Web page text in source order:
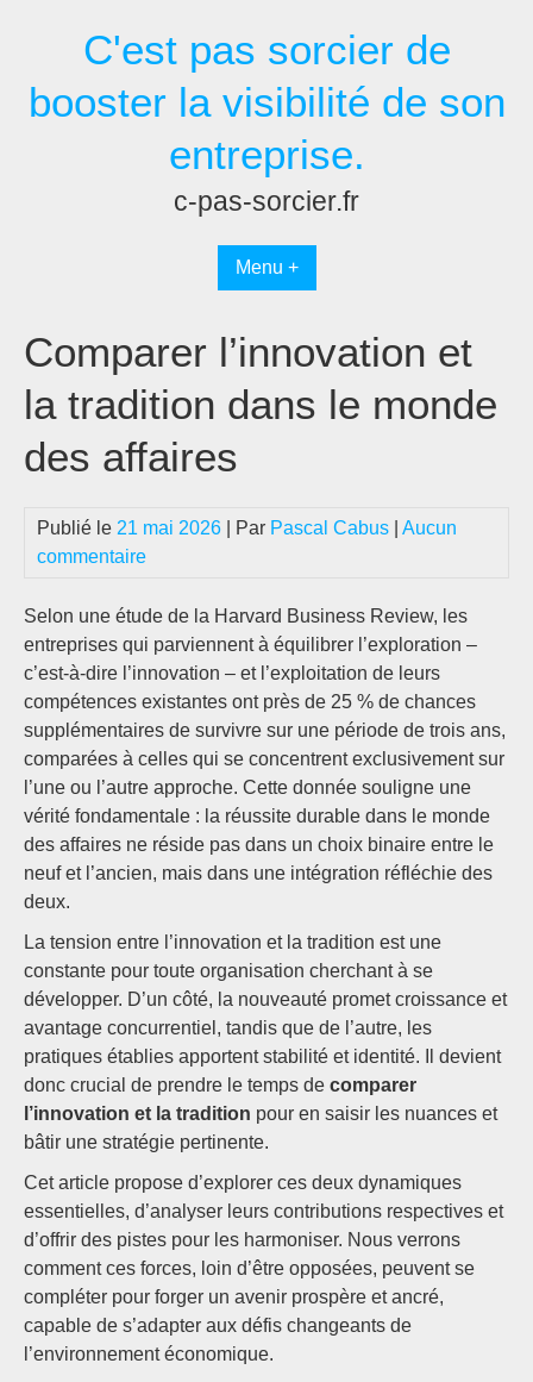
C'est pas sorcier de
booster la visibilité de son
entreprise.
c-pas-sorcier.fr
Menu +
Comparer l’innovation et
la tradition dans le monde
des affaires
Publié le 21 mai 2026 | Par Pascal Cabus
Aucun
commentaire
Selon une étude de la Harvard Business Review, les
entreprises qui parviennent à équilibrer l’exploration –
c’est-à-dire l’innovation – et l’exploitation de leurs
compétences existantes ont près de 25 % de chances
supplémentaires de survivre sur une période de trois ans,
comparées à celles qui se concentrent exclusivement sur
l’une ou l’autre approche. Cette donnée souligne une
vérité fondamentale : la réussite durable dans le monde
des affaires ne réside pas dans un choix binaire entre le
neuf et l’ancien, mais dans une intégration réfléchie des
deux.
La tension entre l’innovation et la tradition est une
constante pour toute organisation cherchant à se
développer. D’un côté, la nouveauté promet croissance et
avantage concurrentiel, tandis que de l’autre, les
pratiques établies apportent stabilité et identité. Il devient
donc crucial de prendre le temps de comparer
l’innovation et la tradition pour en saisir les nuances et
bâtir une stratégie pertinente.
Cet article propose d’explorer ces deux dynamiques
essentielles, d’analyser leurs contributions respectives et
d’offrir des pistes pour les harmoniser. Nous verrons
comment ces forces, loin d’être opposées, peuvent se
compléter pour forger un avenir prospère et ancré,
capable de s’adapter aux défis changeants de
l’environnement économique.